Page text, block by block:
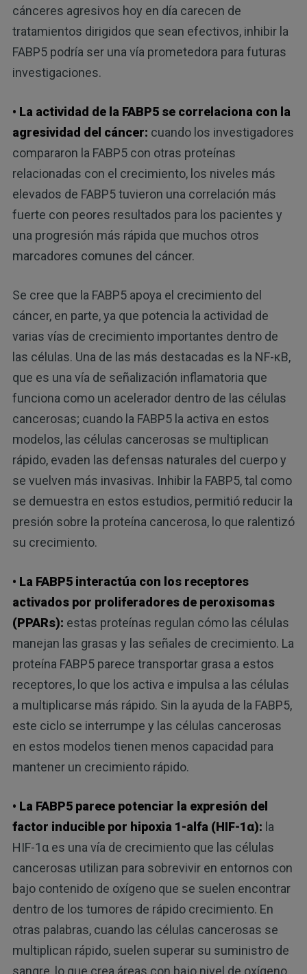
cánceres agresivos hoy en día carecen de
tratamientos dirigidos que sean efectivos, inhibir la
FABP5 podría ser una vía prometedora para futuras
investigaciones.
• La actividad de la FABP5 se correlaciona con la
agresividad del cáncer: cuando los investigadores
compararon la FABP5 con otras proteínas
relacionadas con el crecimiento, los niveles más
elevados de FABP5 tuvieron una correlación más
fuerte con peores resultados para los pacientes y
una progresión más rápida que muchos otros
marcadores comunes del cáncer.
Se cree que la FABP5 apoya el crecimiento del
cáncer, en parte, ya que potencia la actividad de
varias vías de crecimiento importantes dentro de
las células. Una de las más destacadas es la NF-κB,
que es una vía de señalización inflamatoria que
funciona como un acelerador dentro de las células
cancerosas; cuando la FABP5 la activa en estos
modelos, las células cancerosas se multiplican
rápido, evaden las defensas naturales del cuerpo y
se vuelven más invasivas. Inhibir la FABP5, tal como
se demuestra en estos estudios, permitió reducir la
presión sobre la proteína cancerosa, lo que ralentizó
su crecimiento.
• La FABP5 interactúa con los receptores
activados por proliferadores de peroxisomas
(PPARs): estas proteínas regulan cómo las células
manejan las grasas y las señales de crecimiento. La
proteína FABP5 parece transportar grasa a estos
receptores, lo que los activa e impulsa a las células
a multiplicarse más rápido. Sin la ayuda de la FABP5,
este ciclo se interrumpe y las células cancerosas
en estos modelos tienen menos capacidad para
mantener un crecimiento rápido.
• La FABP5 parece potenciar la expresión del
factor inducible por hipoxia 1-alfa (HIF-1α): la
HIF-1α es una vía de crecimiento que las células
cancerosas utilizan para sobrevivir en entornos con
bajo contenido de oxígeno que se suelen encontrar
dentro de los tumores de rápido crecimiento. En
otras palabras, cuando las células cancerosas se
multiplican rápido, suelen superar su suministro de
sangre, lo que crea áreas con bajo nivel de oxígeno.